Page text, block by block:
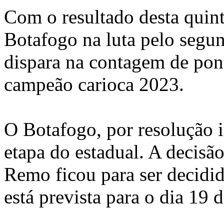
Com o resultado desta
Botafogo na luta pelo
dispara na contagem de
campeão carioca 2023.
O Botafogo, por resolução
etapa do estadual. A
Remo ficou para ser
está prevista para o dia 19